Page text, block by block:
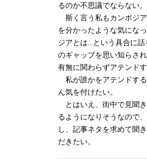
るのか不思議でならない。
斯く言う私もカンボジ
を分かったような気にな
ジアとは…という具合に
のギャップを思い知らさ
有無に関わらずアテンド
私が誰かをアテンドす
ん気を付けたい。
とはいえ、街中で見聞
るようになりそうなので
し、記事ネタを求めて聞
だきたい。